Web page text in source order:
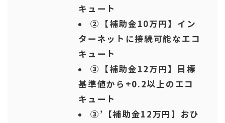
キュート
②【補助金10万円】イン
ターネットに接続可能なエコ
キュート
③【補助金12万円】目標
基準値から+0.2以上のエコ
キュート
③’【補助金12万円】おひ